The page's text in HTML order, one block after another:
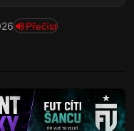
Přečíst